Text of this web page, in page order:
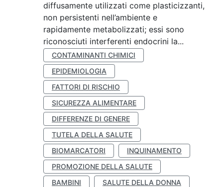
diffusamente utilizzati come plasticizzanti,
non persistenti nell’ambiente e
rapidamente metabolizzati; essi sono
riconosciuti interferenti endocrini la...
CONTAMINANTI CHIMICI
EPIDEMIOLOGIA
FATTORI DI RISCHIO
SICUREZZA ALIMENTARE
DIFFERENZE DI GENERE
TUTELA DELLA SALUTE
BIOMARCATORI
INQUINAMENTO
PROMOZIONE DELLA SALUTE
BAMBINI
SALUTE DELLA DONNA